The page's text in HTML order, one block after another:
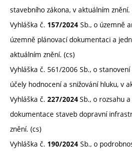
stavebního zákona, v aktuálním znění.
Vyhláška č. 157/2024 Sb., o územně
územně plánovací dokumentaci a
aktuálním znění. (cs)
Vyhláška č. 561/2006 Sb., o
účely hodnocení a snižování hluku, v
Vyhláška č. 227/2024Sb., o rozsahu
dokumentace staveb dopravní
znění. (cs)
Vyhláška č. 190/2024 Sb., o